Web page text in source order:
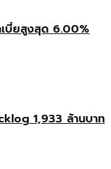
บี้ยสูงสุด 6.00%
1,933 ล้านบาท